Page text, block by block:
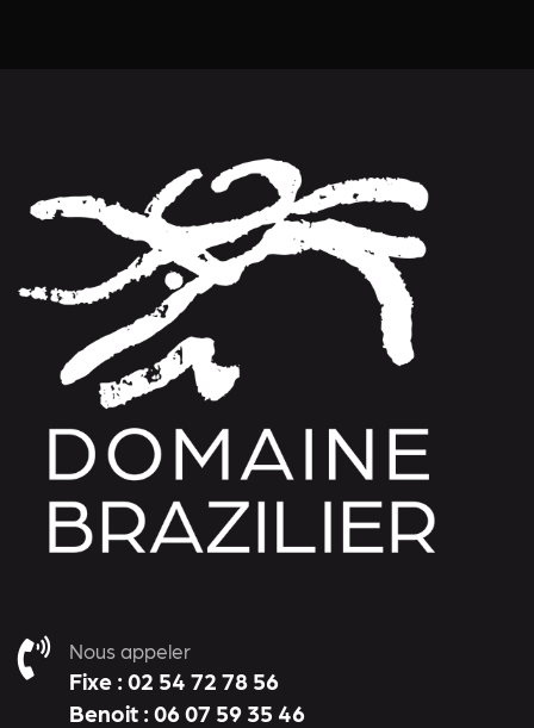
Nous appeler
Fixe : 02 54 72 78 56
Benoit : 06 07 59 35 46